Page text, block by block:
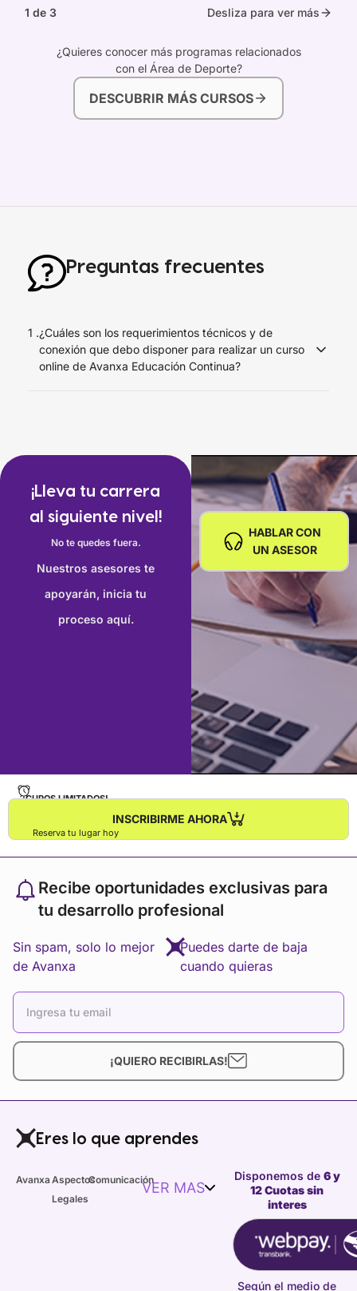
1 de 3 Desliza para ver más
¿Quieres conocer más programas relacionados
con el Área de Deporte?
DESCUBRIR MÁS CURSOS
Preguntas frecuentes
1 .¿Cuáles son los requerimientos técnicos y de
conexión que debo disponer para realizar un curso
online de Avanxa Educación Continua?
No es recomendable trabajar desde un celular o desde
una tablet porque algunos recursos no podrán ser
aprovechados cabalmente y en algunos cursos no
podrán usarse los softwares necesarios para el
Para una visualización óptima, se
recomienda utilizar computadoras de escritorio.
¡Lleva tu carrera
al siguiente nivel!
No te quedes fuera.
Nuestros asesores te
apoyarán, inicia tu
proceso aquí.
HABLAR CON
UN ASESOR
¡CUPOS LIMITADOS!
INSCRIBIRME AHORA
Reserva tu lugar hoy
Recibe oportunidades exclusivas para
tu desarrollo profesional
¡QUIERO RECIBIRLAS!
Sin spam, solo lo mejor
de Avanxa
Puedes darte de baja
cuando quieras
Eres lo que aprendes
Avanxa Aspectos
Legales
ComunicaciónVER MAS
Disponemos de 6 y
12 Cuotas sin
interes
Según el medio de